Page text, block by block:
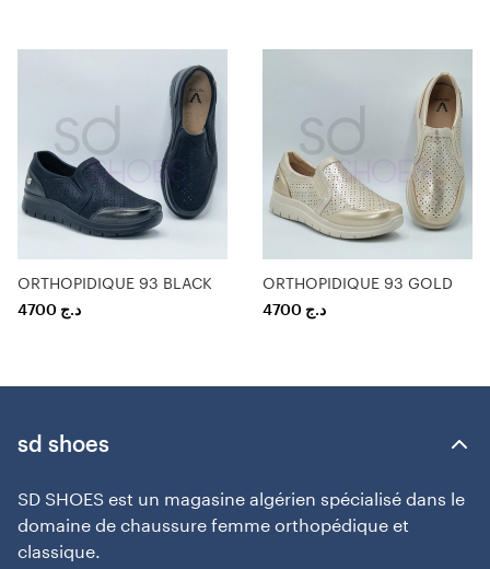
ORTHOPIDIQUE 93 BLACK
4700 د.ج
ORTHOPIDIQUE 93 GOLD
4700 د.ج
sd shoes
SD SHOES est un magasine algérien spécialisé dans le
domaine de chaussure femme orthopédique et
classique.